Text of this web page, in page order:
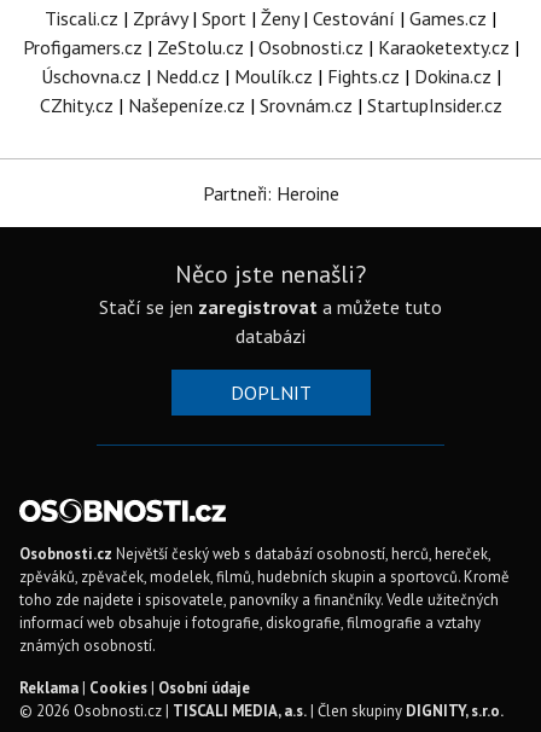
Tiscali.cz | Zprávy| Sport | Ženy| Cestování | Games.cz |
Profigamers.cz | ZeStolu.cz | Osobnosti.cz | Karaoketexty.cz |
Úschovna.cz | Nedd.cz | Moulík.cz | Fights.cz | Dokina.cz |
CZhity.cz | Našepeníze.cz | Srovnám.cz | StartupInsider.cz
Partneři: Heroine
Něco jste nenašli?
Stačí se jen zaregistrovat a můžete tuto
databázi
DOPLNIT
Osobnosti.cz Největší český web s databází osobností, herců, hereček,
zpěváků, zpěvaček, modelek, filmů, hudebních skupin a sportovců. Kromě
toho zde najdete i spisovatele, panovníky a finančníky. Vedle užitečných
informací web obsahuje i fotografie, diskografie, filmografie a vztahy
známých osobností.
Reklama| Cookies| Osobní údaje
© 2026 Osobnosti.cz | TISCALI MEDIA, a.s.| Člen skupiny DIGNITY, s.r.o.